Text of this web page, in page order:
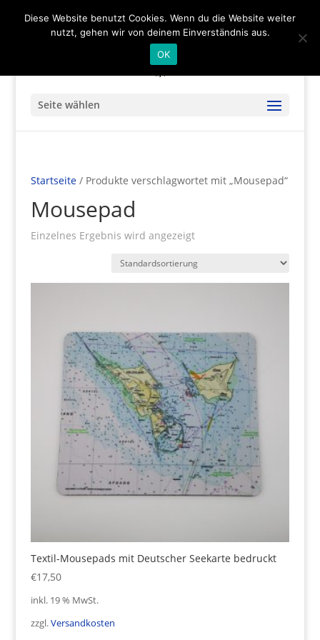
Seite wählen
Startseite/ Produkte verschlagwortet mit „Mousepad“
Mousepad
Einzelnes Ergebnis wird angezeigt
Textil-Mousepads mit Deutscher Seekarte bedruckt
€17,50
inkl. 19 % MwSt.
zzgl.Versandkosten
Diese Website benutzt Cookies. Wenn du die Website weiter
nutzt, gehen wir von deinem Einverständnis aus.
OK